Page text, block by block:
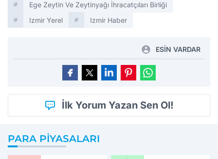
Ege Zeytin Ve Zeytinyağı İhracatçıları Birliği
Izmir Yerel
Izmir Haber
ESİN VARDAR
İlk Yorum Yazan Sen Ol!
PARA PIYASALARI